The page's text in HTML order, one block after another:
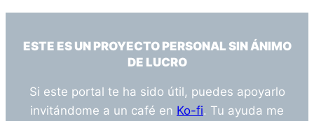
ESTE ES UN PROYECTO PERSONAL SIN ÁNIMO
DE LUCRO
Si este portal te ha sido útil, puedes apoyarlo
invitándome a un café en Ko-fi. Tu ayuda me